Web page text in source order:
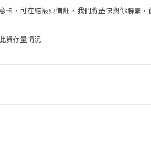
卡，可在結帳頁備註，我們將盡快與你聯繫，
貨存量情況